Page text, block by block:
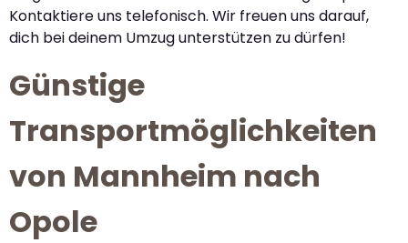
Kontaktiere uns telefonisch. Wir freuen uns darauf,
dich bei deinem Umzug unterstützen zu dürfen!
Günstige
Transportmöglichkeiten
von Mannheim nach
Opole